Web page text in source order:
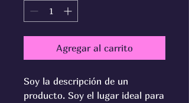
Agregar al carrito
Soy la descripción de un
producto. Soy el lugar ideal para